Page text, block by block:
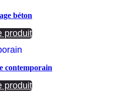
béton
produit
contemporain
produit